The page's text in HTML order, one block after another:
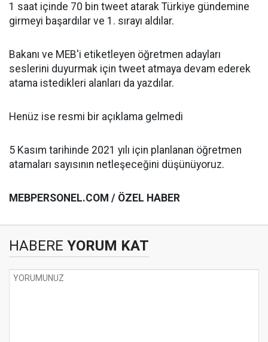
1 saat içinde 70 bin tweet atarak Türkiye gündemine
girmeyi başardılar ve 1. sırayı aldılar.
Bakanı ve MEB'i etiketleyen öğretmen adayları
seslerini duyurmak için tweet atmaya devam ederek
atama istedikleri alanları da yazdılar.
Henüz ise resmi bir açıklama gelmedi
5 Kasım tarihinde 2021 yılı için planlanan öğretmen
atamaları sayısının netleşeceğini düşünüyoruz.
MEBPERSONEL.COM / ÖZEL HABER
HABERE YORUM KAT